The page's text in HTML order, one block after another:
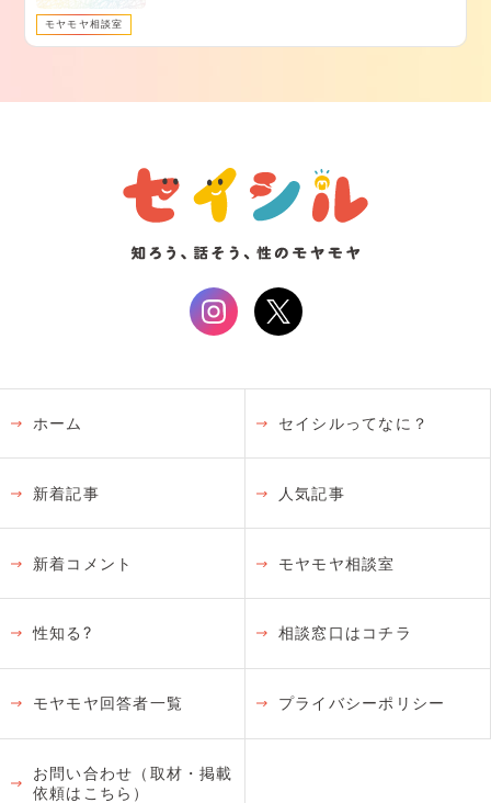
モヤモヤ相談室
ホーム セイシルってなに？
新着記事 人気記事
新着コメント モヤモヤ相談室
性知る? 相談窓口はコチラ
モヤモヤ回答者一覧 プライバシーポリシー
お問い合わせ（取材・掲載
依頼はこちら）